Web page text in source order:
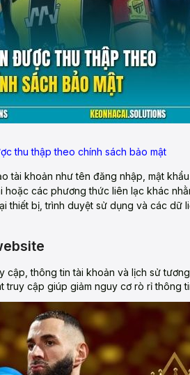
thu thập theo chính sách bảo mật
tài khoản như tên đăng nhập, mật
hoặc các phương thức liên lạc khác
thiết bị, trình duyệt sử dụng và các dữ
thông tin tài khoản và lịch sử
truy cập giúp giảm nguy cơ rò rỉ thông